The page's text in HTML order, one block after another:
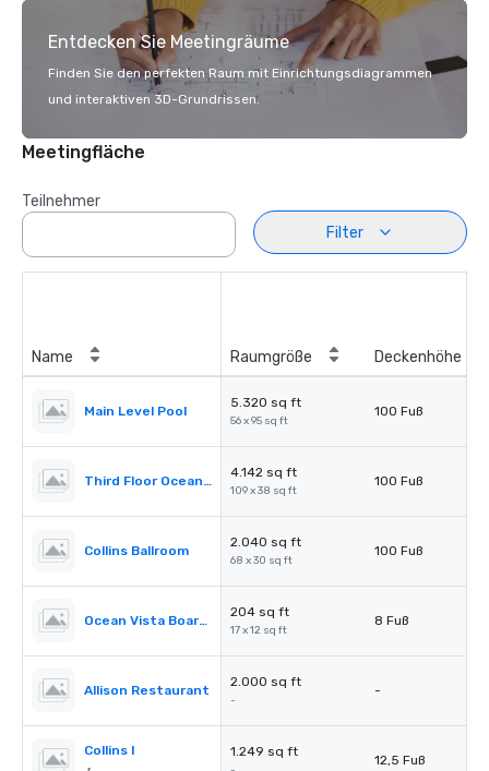
Entdecken Sie Meetingräume
Finden Sie den perfekten Raum mit Einrichtungsdiagrammen
und interaktiven 3D-Grundrissen.
Meetingfläche
Teilnehmer
Filter
Name Raumgröße Deckenhöhe
Main Level Pool
5.320 sq ft
56 x 95 sq ft
100 Fuß
Third Floor Oceanview Terrace
4.142 sq ft
109 x 38 sq ft
100 Fuß
Collins Ballroom
2.040 sq ft
68 x 30 sq ft
100 Fuß
Ocean Vista Boardroom
204 sq ft
17 x 12 sq ft
8 Fuß
Allison Restaurant
2.000 sq ft
-
-
Collins I 1.249 sq ft
12,5 Fuß